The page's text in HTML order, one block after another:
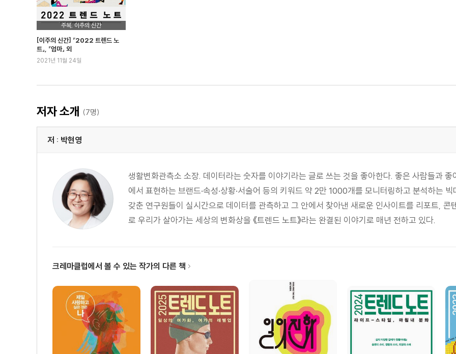
1부 세계관의 변화
2장 돈을 모으고 쓰는 새로운 기준
갈아타는 소비, 유지하는 소비
지금 가장 쿨한 플렉스, 칠랙스
돈을 말하는 브랜드가 돈을 번다
마케터를 위한 시사점
3장 상상이 현실이 되거나, 현실이 상상이 되거나
우리가 일상에 ‘판타지’를 받아들이기 시작한 이유
현실과 가장 가까운 판타지 : 하이퍼리얼리즘
마케터를 위한 시사점
2부 자기인식의 변화
4장 별것 아닌 삶 속 연대감
주목, 이주의 신간
[이주의 신간] 『2022 트렌드 노
트』, 『엄마』 외
2021년 11월 24일
저자 소개 (7명)
저 : 박현영
생활변화관측소 소장. 데이터라는 숫자를 이야기라는 글로 쓰는 것을 좋아한다. 좋은 사람들과 좋
에서 표현하는 브랜드·속성·상황·서술어 등의 키워드 약 2만 1000개를 모니터링하고 분석하는
갖춘 연구원들이 실시간으로 데이터를 관측하고 그 안에서 찾아낸 새로운 인사이트를 리포트,
로 우리가 살아가는 세상의 변화상을 《트렌드 노트》라는 완결된 이야기로 매년 전하고 있다.
크레마클럽에서 볼 수 있는 작가의 다른 책